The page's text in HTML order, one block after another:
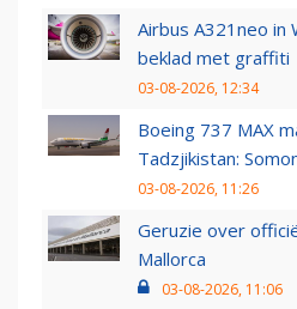
Airbus A321neo in
beklad met graffiti
03-08-2026, 12:34
Boeing 737 MAX
Tadzjikistan:
03-08-2026, 11:26
Geruzie over
Mallorca
03-08-2026, 11:06